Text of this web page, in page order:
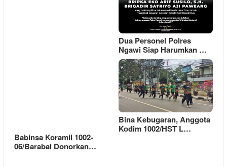
Dua Personel Polres
Ngawi Siap Harumkan …
Babinsa Koramil 1002-
06/Barabai Donorkan…
Bina Kebugaran, Anggota
Kodim 1002/HST L…